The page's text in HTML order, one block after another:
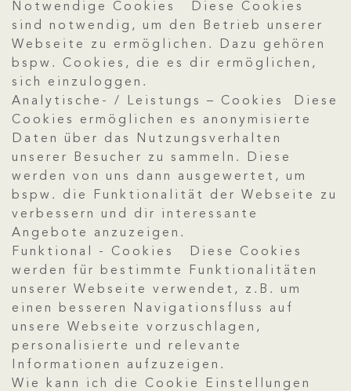
Notwendige Cookies Diese Cookies
sind notwendig, um den Betrieb unserer
Webseite zu ermöglichen. Dazu gehören
bspw. Cookies, die es dir ermöglichen,
sich einzuloggen.
Analytische- / Leistungs – Cookies Diese
Cookies ermöglichen es anonymisierte
Daten über das Nutzungsverhalten
unserer Besucher zu sammeln. Diese
werden von uns dann ausgewertet, um
bspw. die Funktionalität der Webseite zu
verbessern und dir interessante
Angebote anzuzeigen.
Funktional - Cookies Diese Cookies
werden für bestimmte Funktionalitäten
unserer Webseite verwendet, z.B. um
einen besseren Navigationsfluss auf
unsere Webseite vorzuschlagen,
personalisierte und relevante
Informationen aufzuzeigen.
Wie kann ich die Cookie Einstellungen